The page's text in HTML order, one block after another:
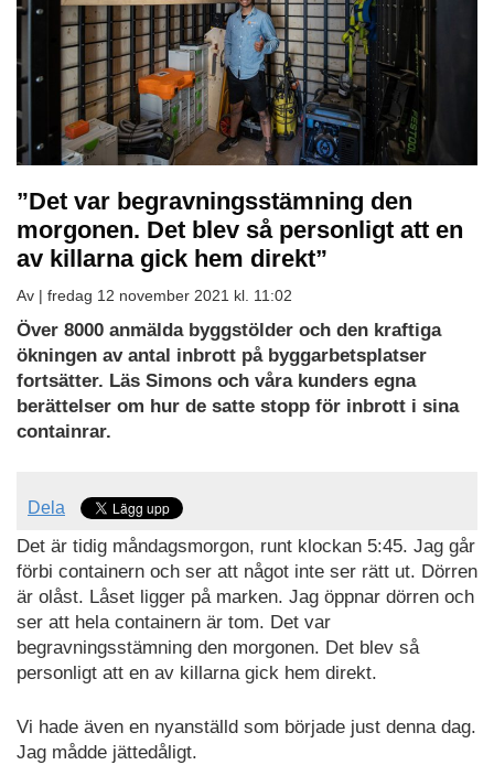
”Det var begravningsstämning den
morgonen. Det blev så personligt att en
av killarna gick hem direkt”
Av | fredag 12 november 2021 kl. 11:02
Över 8000 anmälda byggstölder och den kraftiga
ökningen av antal inbrott på byggarbetsplatser
fortsätter. Läs Simons och våra kunders egna
berättelser om hur de satte stopp för inbrott i sina
containrar.
Dela
Det är tidig måndagsmorgon, runt klockan 5:45. Jag går
förbi containern och ser att något inte ser rätt ut. Dörren
är olåst. Låset ligger på marken. Jag öppnar dörren och
ser att hela containern är tom. Det var
begravningsstämning den morgonen. Det blev så
personligt att en av killarna gick hem direkt.
Vi hade även en nyanställd som började just denna dag.
Jag mådde jättedåligt.